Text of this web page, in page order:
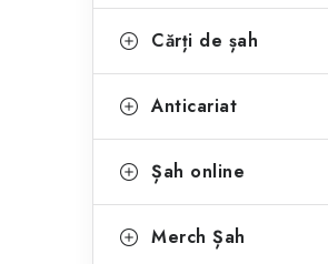
Cărți de șah
Anticariat
Șah online
Merch Șah